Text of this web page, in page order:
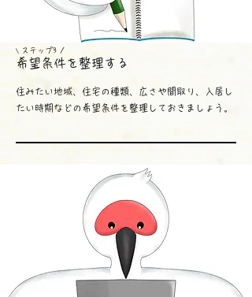
\ ス テップ3 /
希望条件を整理する
住みたい地域、住宅の種類、広さや間取り、入居し
たい時期などの希望条件を整理しておきましょう。